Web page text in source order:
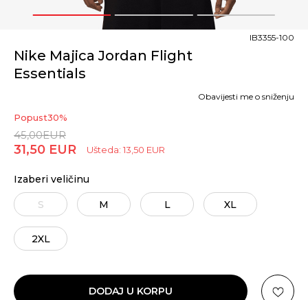
1 2 3
Nike Majica Jordan Flight
Essentials
IB3355-100
Popust30%
45,00EUR
31,50 EUR Ušteda: 13,50 EUR
Obavijesti me o sniženju
Izaberi veličinu
S M L XL
2XL
DODAJ U KORPU